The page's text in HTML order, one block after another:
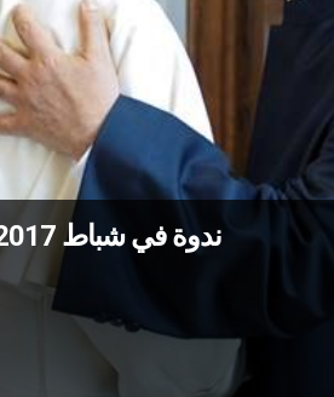
ندوة في شباط 2017 بين الكرسي الرسولي والأزهر